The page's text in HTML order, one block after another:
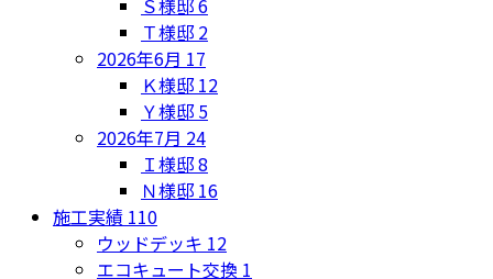
Ｓ様邸6
Ｔ様邸 2
2026年6月 17
Ｋ様邸 12
Ｙ様邸 5
2026年7月 24
Ｉ様邸8
Ｎ様邸 16
施工実績 110
ウッドデッキ 12
エコキュート交換 1